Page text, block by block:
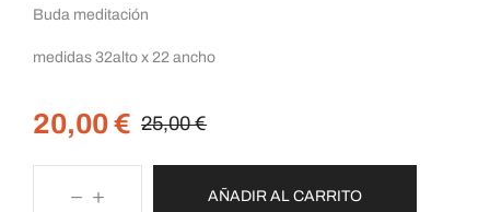
Buda meditación
medidas 32alto x 22 ancho
25,00€
20,00€
AÑADIR AL CARRITO